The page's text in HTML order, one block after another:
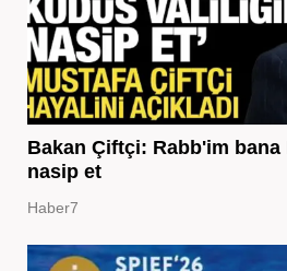
Bakan Çiftçi: Rabb'im
nasip et
Haber7